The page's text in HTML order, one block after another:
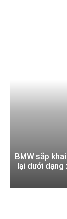
BMW sắp
lại dưới dạng